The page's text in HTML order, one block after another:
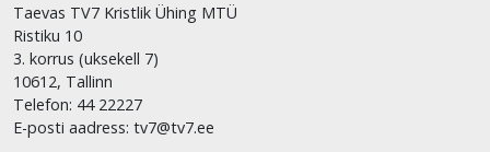
Taevas TV7 Kristlik Ühing MTÜ
Ristiku 10
3. korrus (uksekell 7)
10612, Tallinn
Telefon: 44 22227
E-posti aadress: tv7@tv7.ee